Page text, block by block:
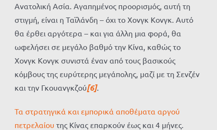
Ανατολική Ασία. Αγαπημένος προορισμός, αυτή τη
στιγμή, είναι η Ταϊλάνδη – όχι το Χονγκ Κονγκ. Αυτό
θα έρθει αργότερα – και για άλλη μια φορά, θα
ωφελήσει σε μεγάλο βαθμό την Κίνα, καθώς το
Χονγκ Κονγκ συνιστά έναν από τους βασικούς
κόμβους της ευρύτερης μεγάπολης, μαζί με τη Σενζέν
και την Γκουανγκζού[6].
Τα στρατηγικά και εμπορικά αποθέματα αργού
πετρελαίου της Κίνας επαρκούν έως και 4 μήνες.